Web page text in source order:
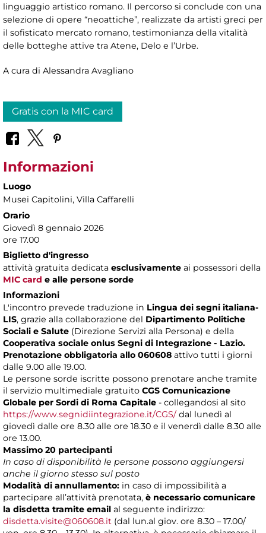
linguaggio artistico romano. Il percorso si conclude con una
selezione di opere “neoattiche”, realizzate da artisti greci per
il sofisticato mercato romano, testimonianza della vitalità
delle botteghe attive tra Atene, Delo e l’Urbe.
A cura di Alessandra Avagliano
Gratis con la MIC card
Informazioni
Luogo
Musei Capitolini, Villa Caffarelli
Orario
Giovedì 8 gennaio 2026
ore 17.00
Biglietto d'ingresso
attività gratuita dedicata esclusivamente ai possessori della
MIC card e alle persone sorde
Informazioni
L'incontro prevede traduzione in Lingua dei segni italiana-
LIS, grazie alla collaborazione del Dipartimento Politiche
Sociali e Salute (Direzione Servizi alla Persona) e della
Cooperativa sociale onlus Segni di Integrazione - Lazio.
Prenotazione obbligatoria allo 060608 attivo tutti i giorni
dalle 9.00 alle 19.00.
Le persone sorde iscritte possono prenotare anche tramite
il servizio multimediale gratuito CGS Comunicazione
Globale per Sordi di Roma Capitale - collegandosi al sito
https://www.segnidiintegrazione.it/CGS/dal lunedì al
giovedì dalle ore 8.30 alle ore 18.30 e il venerdì dalle 8.30 alle
ore 13.00.
Massimo 20 partecipanti
In caso di disponibilità le persone possono aggiungersi
anche il giorno stesso sul posto
Modalità di annullamento: in caso di impossibilità a
partecipare all’attività prenotata, è necessario comunicare
la disdetta tramite email al seguente indirizzo:
disdetta.visite@060608.it (dal lun.al giov. ore 8.30 – 17.00/